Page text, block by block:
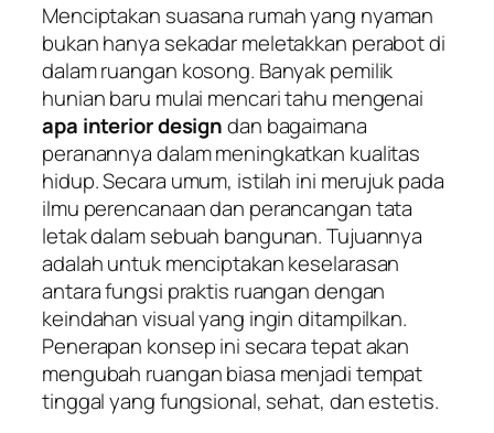
Menciptakan suasana rumah yang nyaman
bukan hanya sekadar meletakkan perabot di
dalam ruangan kosong. Banyak pemilik
hunian baru mulai mencari tahu mengenai
apa interior designdan bagaimana
peranannya dalam meningkatkan kualitas
hidup. Secara umum, istilah ini merujuk pada
ilmu perencanaan dan perancangan tata
letak dalam sebuah bangunan. Tujuannya
adalah untuk menciptakan keselarasan
antara fungsi praktis ruangan dengan
keindahan visual yang ingin ditampilkan.
Penerapan konsep ini secara tepat akan
mengubah ruangan biasa menjadi tempat
tinggal yang fungsional, sehat, dan estetis.